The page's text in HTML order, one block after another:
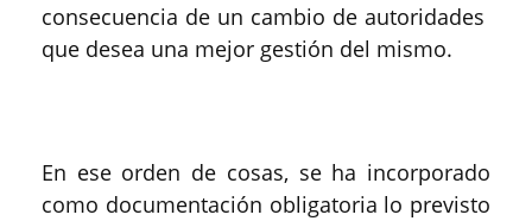
consecuencia de un cambio de autoridades
que desea una mejor gestión del mismo.
En ese orden de cosas, se ha incorporado
como documentación obligatoria lo previsto